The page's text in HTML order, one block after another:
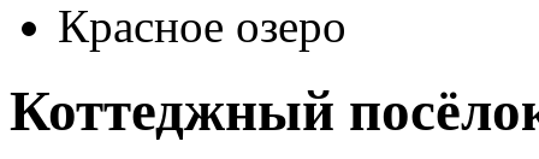
Красное озеро
Коттеджный